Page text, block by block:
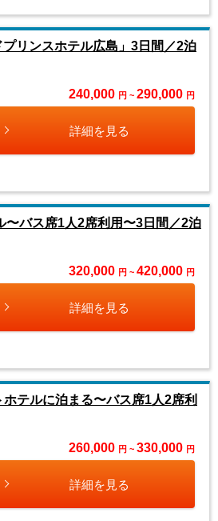
リンスホテル広島」3日間／2泊
240,000 円 ~ 290,000 円
詳細を見る
〜バス席1人2席利用〜3日間／2泊
320,000 円 ~ 420,000 円
詳細を見る
テルに泊まる〜バス席1人2席利
260,000 円 ~ 330,000 円
詳細を見る